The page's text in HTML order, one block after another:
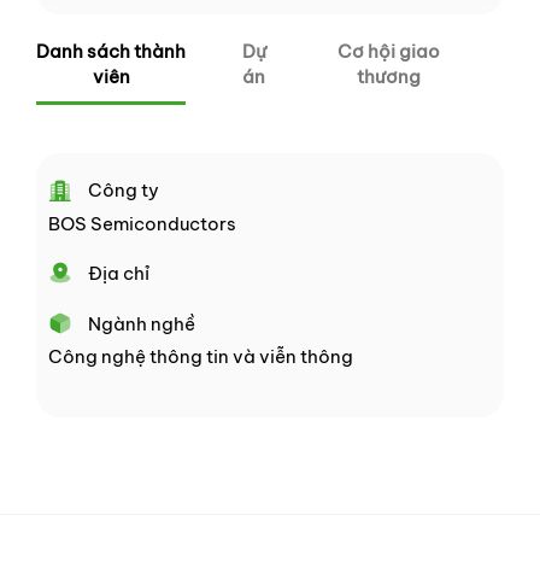
Danh sách thành
viên
Dự
án
Cơ hội giao
thương
Công ty
BOS Semiconductors
Địa chỉ
Ngành nghề
Công nghệ thông tin và viễn thông